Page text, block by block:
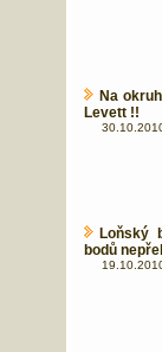
Na
Levett !!
Loňský
bodů